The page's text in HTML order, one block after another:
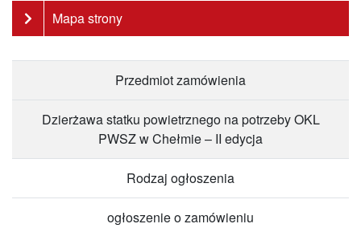
Mapa strony
Przedmiot zamówienia
Dzierżawa statku powietrznego na potrzeby OKL
PWSZ w Chełmie – II edycja
Rodzaj ogłoszenia
ogłoszenie o zamówieniu